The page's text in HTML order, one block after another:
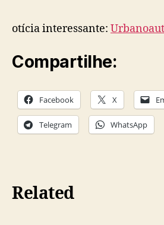
otícia interessante:
Compartilhe:
Facebook X
Telegram WhatsApp
Related